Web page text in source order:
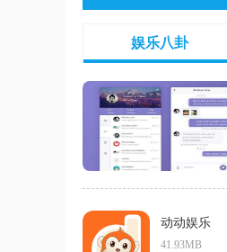
娱乐八卦
动动娱乐
41.93MB